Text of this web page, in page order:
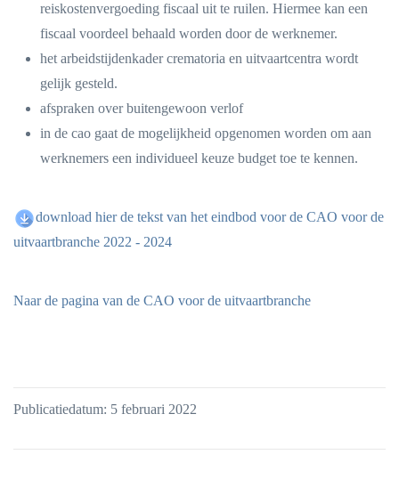
reiskostenvergoeding fiscaal uit te ruilen. Hiermee kan een
fiscaal voordeel behaald worden door de werknemer.
het arbeidstijdenkader crematoria en uitvaartcentra wordt
gelijk gesteld.
afspraken over buitengewoon verlof
in de cao gaat de mogelijkheid opgenomen worden om aan
werknemers een individueel keuze budget toe te kennen.
download hier de tekst van het eindbod voor de CAO voor de
uitvaartbranche 2022 - 2024
Naar de pagina van de CAO voor de uitvaartbranche
Publicatiedatum: 5 februari 2022